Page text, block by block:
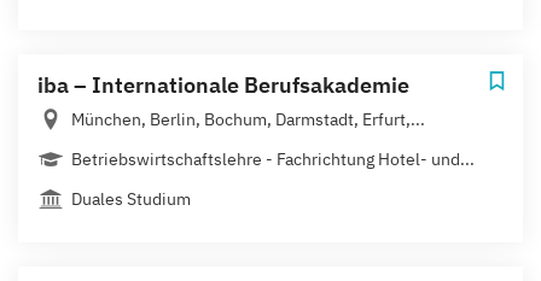
iba – Internationale Berufsakademie
München, Berlin, Bochum, Darmstadt, Erfurt,...
Betriebswirtschaftslehre - Fachrichtung Hotel- und...
Duales Studium